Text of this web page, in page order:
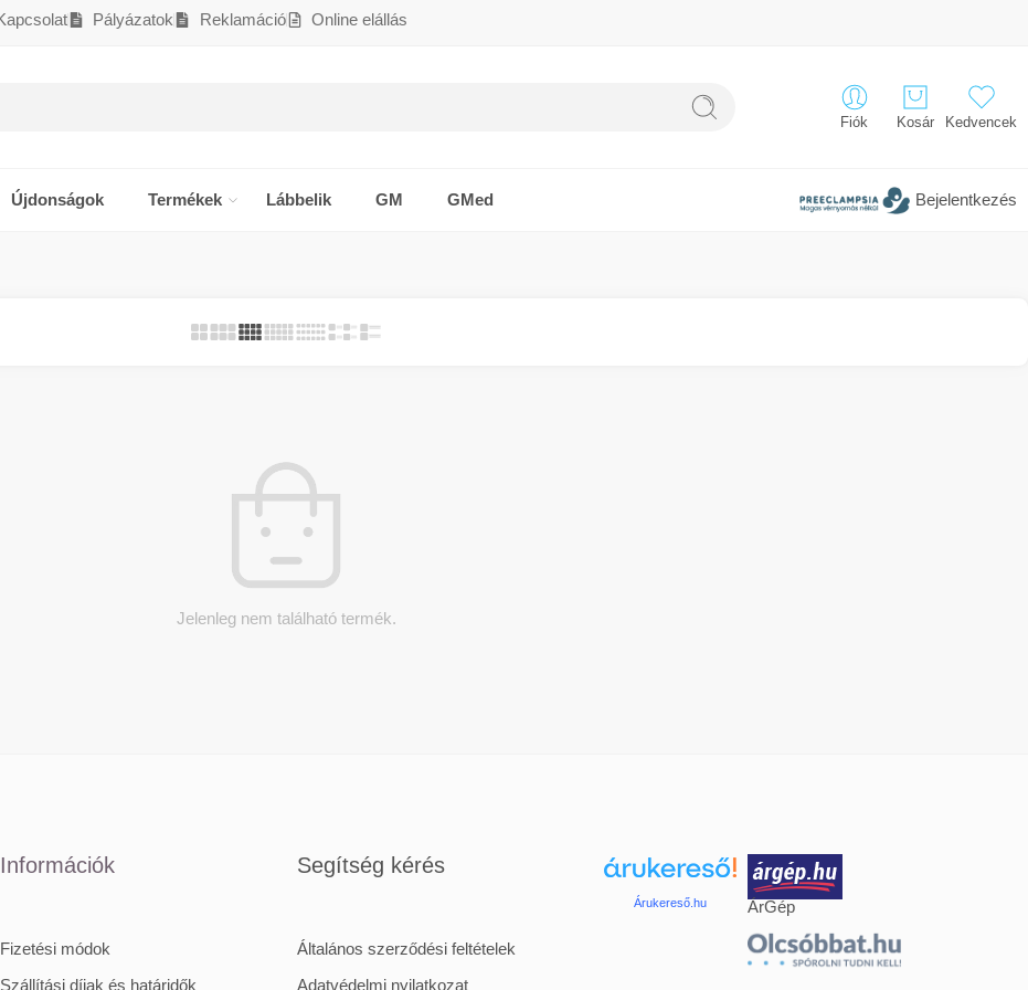
Pályázatok Reklamáció Online elállás
Fiók Kosár Kedvencek
Újdonságok Termékek Lábbelik GM GMed Bejelentkezés
Jelenleg nem található termék.
Információk
Fizetési módok
Szállítási díjak és határidők
Segítség kérés
Általános szerződési feltételek
Adatvédelmi nyilatkozat
Árukereső.hu ÁrGép